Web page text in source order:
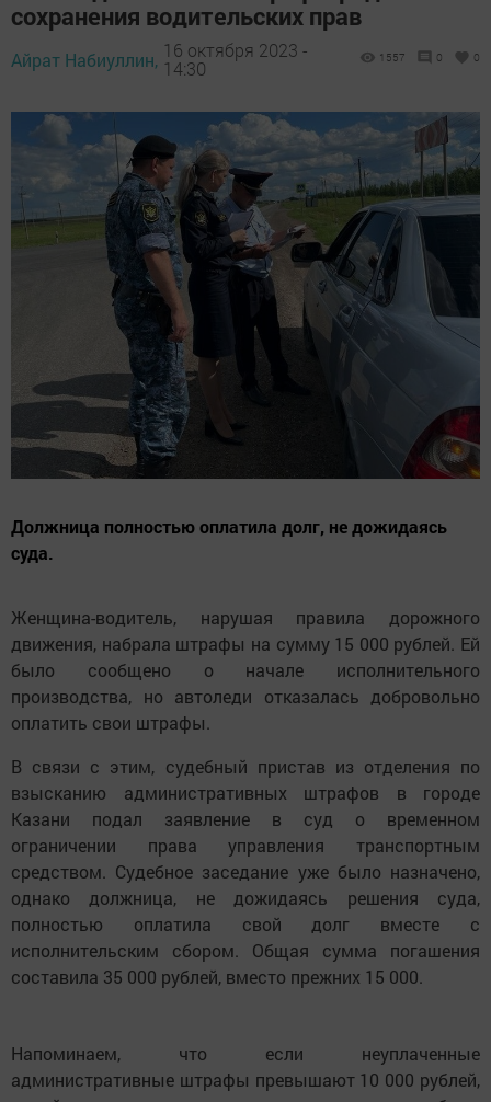
сохранения водительских прав
Айрат Набиуллин, 16 октября 2023 -
14:30
1557 0 0
Должница полностью оплатила долг, не дожидаясь
суда.
Женщина-водитель, нарушая правила дорожного
движения, набрала штрафы на сумму 15 000 рублей. Ей
было сообщено о начале исполнительного
производства, но автоледи отказалась добровольно
оплатить свои штрафы.
В связи с этим, судебный пристав из отделения по
взысканию административных штрафов в городе
Казани подал заявление в суд о временном
ограничении права управления транспортным
средством. Судебное заседание уже было назначено,
однако должница, не дожидаясь решения суда,
полностью оплатила свой долг вместе с
исполнительским сбором. Общая сумма погашения
составила 35 000 рублей, вместо прежних 15 000.
Напоминаем, что если неуплаченные
административные штрафы превышают 10 000 рублей,